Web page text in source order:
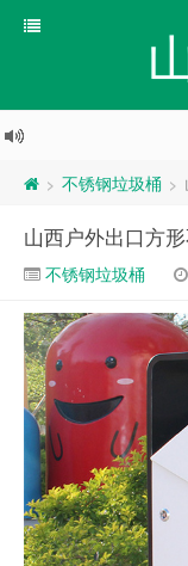
> 不锈钢垃圾桶 >
山西户外出口方
不锈钢垃圾桶